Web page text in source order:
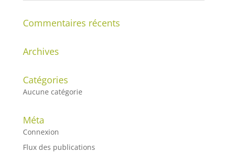
Commentaires récents
Archives
Catégories
Aucune catégorie
Méta
Connexion
Flux des publications